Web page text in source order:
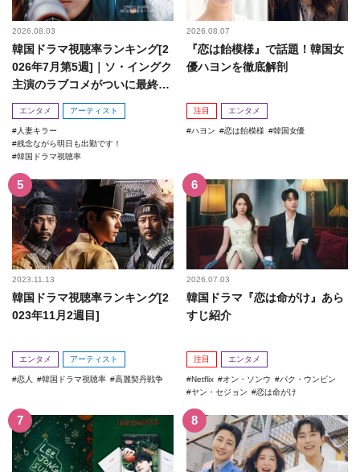
2026.08.03
韓国ドラマ視聴率ランキング[2
026年7月第5週]｜ソ・イングク
主演のラブコメがついに最終
回！
エンタメ アーティスト
人妻キラー
残念ながら明日も出勤です！
韓国ドラマ視聴率
2026.08.07
『恋は飴模様』で話題！韓国女
優ハヨンを徹底解剖
注目 エンタメ
ハヨン 恋は飴模様 韓国女優
2023.11.13
韓国ドラマ視聴率ランキング[2
023年11月2週目]
エンタメ アーティスト
恋人 韓国ドラマ視聴率 高麗契丹戦争
2026.07.03
韓国ドラマ『恋は命がけ』あら
すじ紹介
注目 エンタメ
Netflix オン・ソンウ
パク・ウンビン
ヤン・セジョン
恋は命がけ